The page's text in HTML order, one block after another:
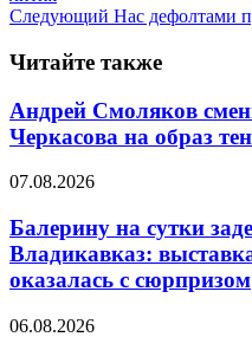
Следующий Нас дефолтами
Читайте также
Андрей Смоляков
Черкасова на образ
07.08.2026
Балерину на сутки
Владикавказ:
оказалась с сюрпризом
06.08.2026